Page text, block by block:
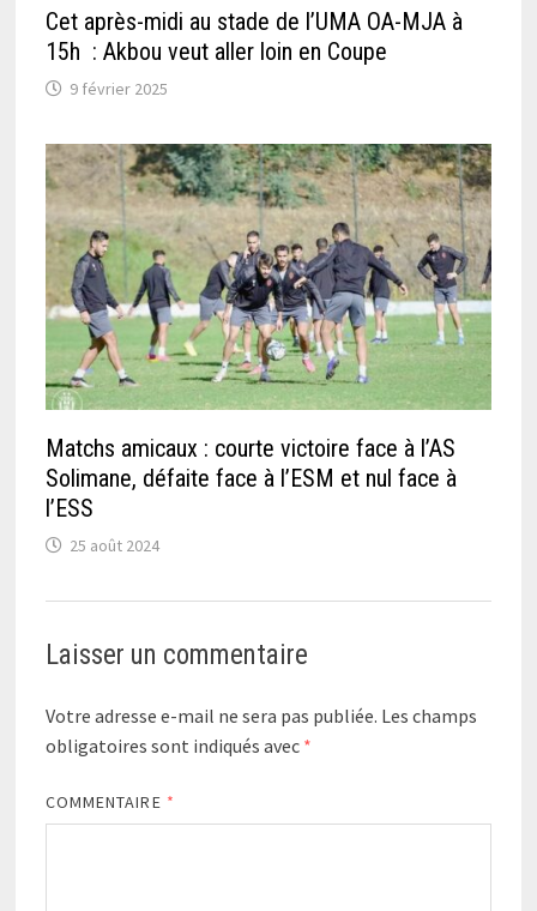
Cet après-midi au stade de l’UMA OA-MJA à
15h : Akbou veut aller loin en Coupe
9 février 2025
Matchs amicaux : courte victoire face à l’AS
Solimane, défaite face à l’ESM et nul face à
l’ESS
25 août 2024
Laisser un commentaire
Votre adresse e-mail ne sera pas publiée. Les champs
obligatoires sont indiqués avec *
COMMENTAIRE *